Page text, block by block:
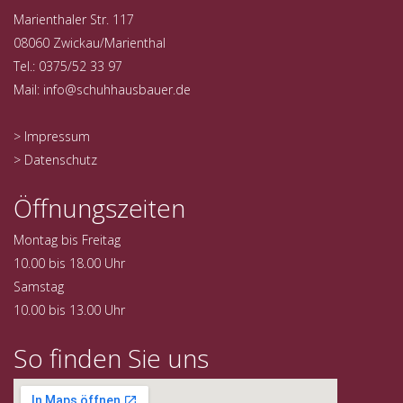
Marienthaler Str. 117
08060 Zwickau/Marienthal
Tel.: 0375/52 33 97
Mail: info@schuhhausbauer.de
> Impressum
> Datenschutz
Öffnungszeiten
Montag bis Freitag
10.00 bis 18.00 Uhr
Samstag
10.00 bis 13.00 Uhr
So finden Sie uns